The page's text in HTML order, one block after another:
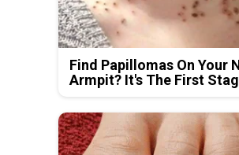
Find Papillomas On Your
Armpit? It's The First